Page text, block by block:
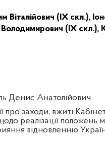
Віталійович (IX скл.),
(IX скл.),
Денис Анатолійович
заходи, вжиті
реалізації положень
відновленню